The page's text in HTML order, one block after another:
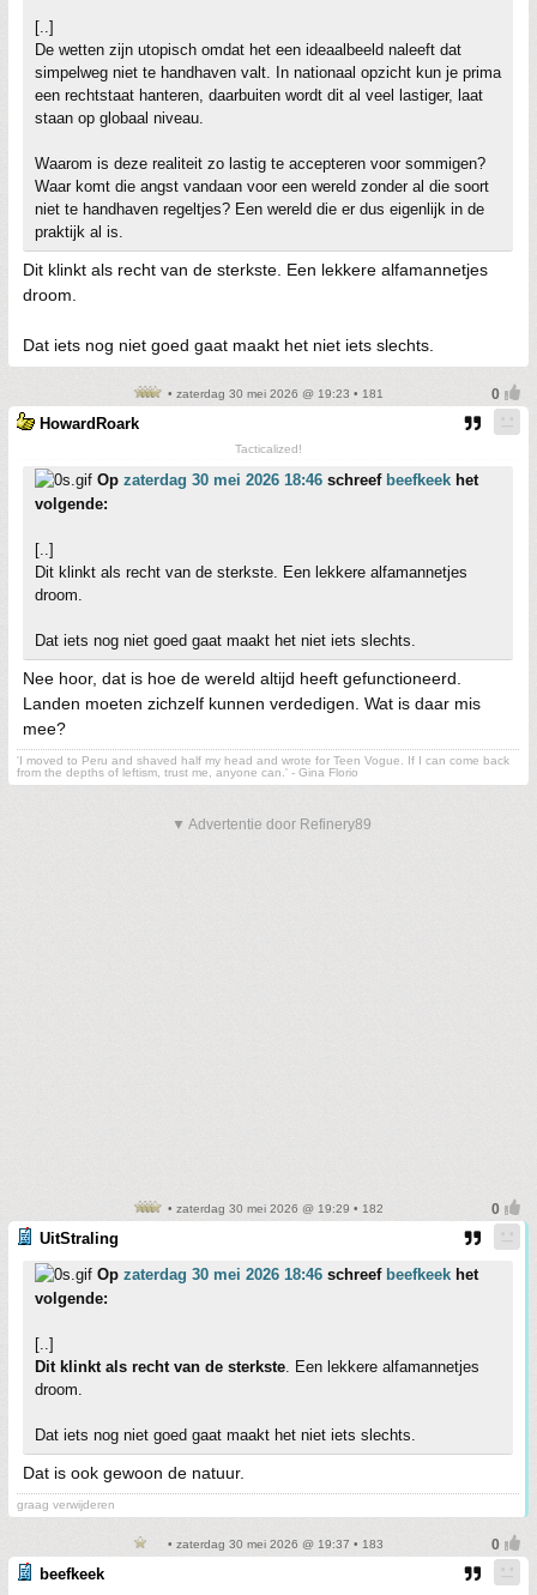
[..]
De wetten zijn utopisch omdat het een ideaalbeeld naleeft dat
simpelweg niet te handhaven valt. In nationaal opzicht kun je prima
een rechtstaat hanteren, daarbuiten wordt dit al veel lastiger, laat
staan op globaal niveau.
Waarom is deze realiteit zo lastig te accepteren voor sommigen?
Waar komt die angst vandaan voor een wereld zonder al die soort
niet te handhaven regeltjes? Een wereld die er dus eigenlijk in de
praktijk al is.
Dit klinkt als recht van de sterkste. Een lekkere alfamannetjes
droom.
Dat iets nog niet goed gaat maakt het niet iets slechts.
• zaterdag 30 mei 2026 @ 19:23 • 181
HowardRoark
Tacticalized!
Op zaterdag 30 mei 2026 18:46 schreef beefkeek het
volgende:
[..]
Dit klinkt als recht van de sterkste. Een lekkere alfamannetjes
droom.
Dat iets nog niet goed gaat maakt het niet iets slechts.
Nee hoor, dat is hoe de wereld altijd heeft gefunctioneerd.
Landen moeten zichzelf kunnen verdedigen. Wat is daar mis
mee?
'I moved to Peru and shaved half my head and wrote for Teen Vogue. If I can come back
from the depths of leftism, trust me, anyone can.' - Gina Florio
▼ Advertentie door Refinery89
• zaterdag 30 mei 2026 @ 19:29 • 182
UitStraling
Op zaterdag 30 mei 2026 18:46 schreef beefkeek het
volgende:
[..]
Dit klinkt als recht van de sterkste. Een lekkere alfamannetjes
droom.
Dat iets nog niet goed gaat maakt het niet iets slechts.
Dat is ook gewoon de natuur.
graag verwijderen
• zaterdag 30 mei 2026 @ 19:37 • 183
beefkeek